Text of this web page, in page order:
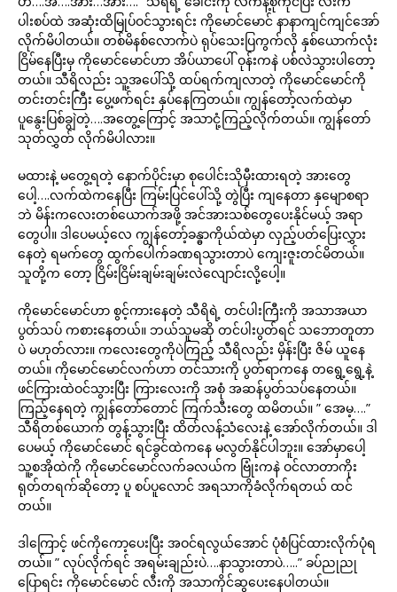
ပါးစပ်ထဲ အဆုံးထိမြုပ်ဝင်သွားရင်း ကိုမောင်မောင် နာနာကျင်ကျင်အော်
လိုက်မိပါတယ်။ တစ်မိနစ်လောက်ပဲ ရုပ်သေးပြကွက်လို နှစ်ယောက်လုံး
ငြိမ်နေပြီးမှ ကိုမောင်မောင်ဟာ အိပ်ယာပေါ် ဝုန်းကနဲ ပစ်လဲသွားပါတော့
တယ်။ သီရိလည်း သူ့အပေါ်သို့ ထပ်ရက်ကျလာတဲ့ ကိုမောင်မောင်ကို
တင်းတင်းကြီး ပွေ့ဖက်ရင်း နှပ်နေကြတယ်။ ကျွန်တော့်လက်ထဲမှာ
ပူနွေးပြစ်ချွဲတဲ့….အတွေ့ကြောင့် အသာငုံ့ကြည့်လိုက်တယ်။ ကျွန်တော်
သုတ်လွှတ် လိုက်မိပါလား။
မထားနဲ့ မတွေ့ရတဲ့ နောက်ပိုင်းမှာ စုပေါင်းသိုမှီးထားရတဲ့ အားတွေ
ပေါ့….လက်ထဲကနေပြီး ကြမ်းပြင်ပေါ်သို့ တွဲပြီး ကျနေတာ နှမျောစရာ
ဘဲ မိန်းကလေးတစ်ယောက်အဖို့ အင်အားသစ်တွေပေးနိုင်မယ့် အရာ
တွေပါ။ ဒါပေမယ့်လေ ကျွန်တော့်ခန္ဓာကိုယ်ထဲမှာ လှည့်ပတ်ပြေးလွှား
နေတဲ့ ရမက်တွေ ထွက်ပေါက်ခဏရသွားတာပဲ ကျေးဇူးတင်မိတယ်။
သူတို့က တော့ ငြိမ်းငြိမ်းချမ်းချမ်းလဲလျောင်းလို့ပေါ့။
ကိုမောင်မောင်ဟာ စွင့်ကားနေတဲ့ သီရိရဲ့ တင်ပါးကြီးကို အသာအယာ
ပွတ်သပ် ကစားနေတယ်။ ဘယ်သူမဆို တင်ပါးပွတ်ရင် သဘောတူတာ
ပဲ မဟုတ်လား။ ကလေးတွေကိုပဲကြည့် သီရိလည်း မှိန်းပြီး ဇိမ် ယူနေ
တယ်။ ကိုမောင်မောင်လက်ဟာ တင်သားကို ပွတ်ရာကနေ တရွေ့ရွေ့နဲ့
ဖင်ကြားထဲဝင်သွားပြီး ကြားလေးကို အစုံ အဆန်ပွတ်သပ်နေတယ်။
ကြည့်နေရတဲ့ ကျွန်တော်တောင် ကြက်သီးတွေ ထမိတယ်။ ” အေမ့….”
သီရိတစ်ယောက် တွန့်သွားပြီး ထိတ်လန့်သံလေးနဲ့ အော်လိုက်တယ်။ ဒါ
ပေမယ့် ကိုမောင်မောင် ရင်ခွင်ထဲကနေ မလွတ်နိုင်ပါဘူး။ အော်မှာပေါ့
သူ့စအိုထဲကို ကိုမောင်မောင်လက်ခလယ်က ဗြုံးကနဲ ဝင်လာတာကိုး
ရုတ်တရက်ဆိုတော့ ပူ စပ်ပူလောင် အရသာကိုခံလိုက်ရတယ် ထင်
တယ်။
ဒါကြောင့် ဖင်ကိုကော့ပေးပြီး အဝင်ရလွယ်အောင် ပုံစံပြင်ထားလိုက်ပုံရ
တယ်။ ” လုပ်လိုက်ရင် အရမ်းချည်းပဲ….နာသွားတာပဲ…..” ခပ်ညုညု
ပြောရင်း ကိုမောင်မောင် လီးကို အသာကိုင်ဆွပေးနေပါတယ်။